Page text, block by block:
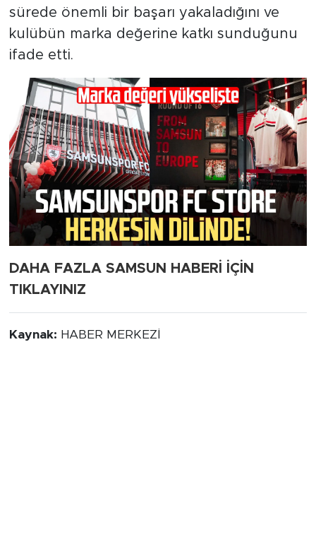
sürede önemli bir başarı yakaladığını ve
kulübün marka değerine katkı sunduğunu
ifade etti.
DAHA FAZLA SAMSUN HABERİ İÇİN
TIKLAYINIZ
Kaynak: HABER MERKEZİ